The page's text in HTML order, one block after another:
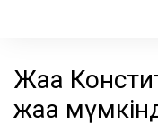
Жаңа
жаңа